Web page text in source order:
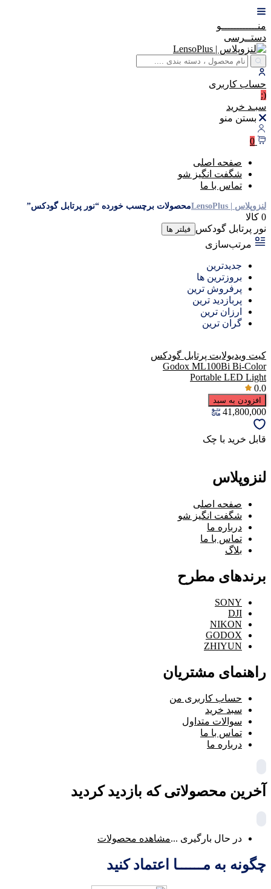
منــــــــــــو
دستــرسی
حساب کاربری
(:
سبـد خرید
بستن منو
0
صفحه اصلی
شگفت انگیز شو
تماس با ما
لنزوپلاس | LensoPlus محصولات برچسب خورده “نور پرتابل گودکس”
0 کالا
نور پرتابل گودکس فیلتر ها
مرتب‌سازی
جدیدترین
بروزترین ها
پرفروش ترین
پربازدید ترین
ارزان ترین
گران ترین
کیت ویدیولایت پرتابل گودکس
Godox ML100Bi Bi-Color
Portable LED Light
0.0
افزودن به سبد
41,800,000
قابل خرید با چک
لنزوپلاس
صفحه اصلی
شگفت انگیز شو
درباره ما
تماس با ما
بلاگ
برندهای مطرح
SONY
DJI
NIKON
GODOX
ZHIYUN
راهنمای مشتریان
حساب کاربری من
سبد خرید
سوالات متداول
تماس با ما
درباره ما
آخرین محصولاتی که بازدید کردید
در حال بارگیری ...مشاهده محصولات
چگونه به مــــــا اعتماد کنید